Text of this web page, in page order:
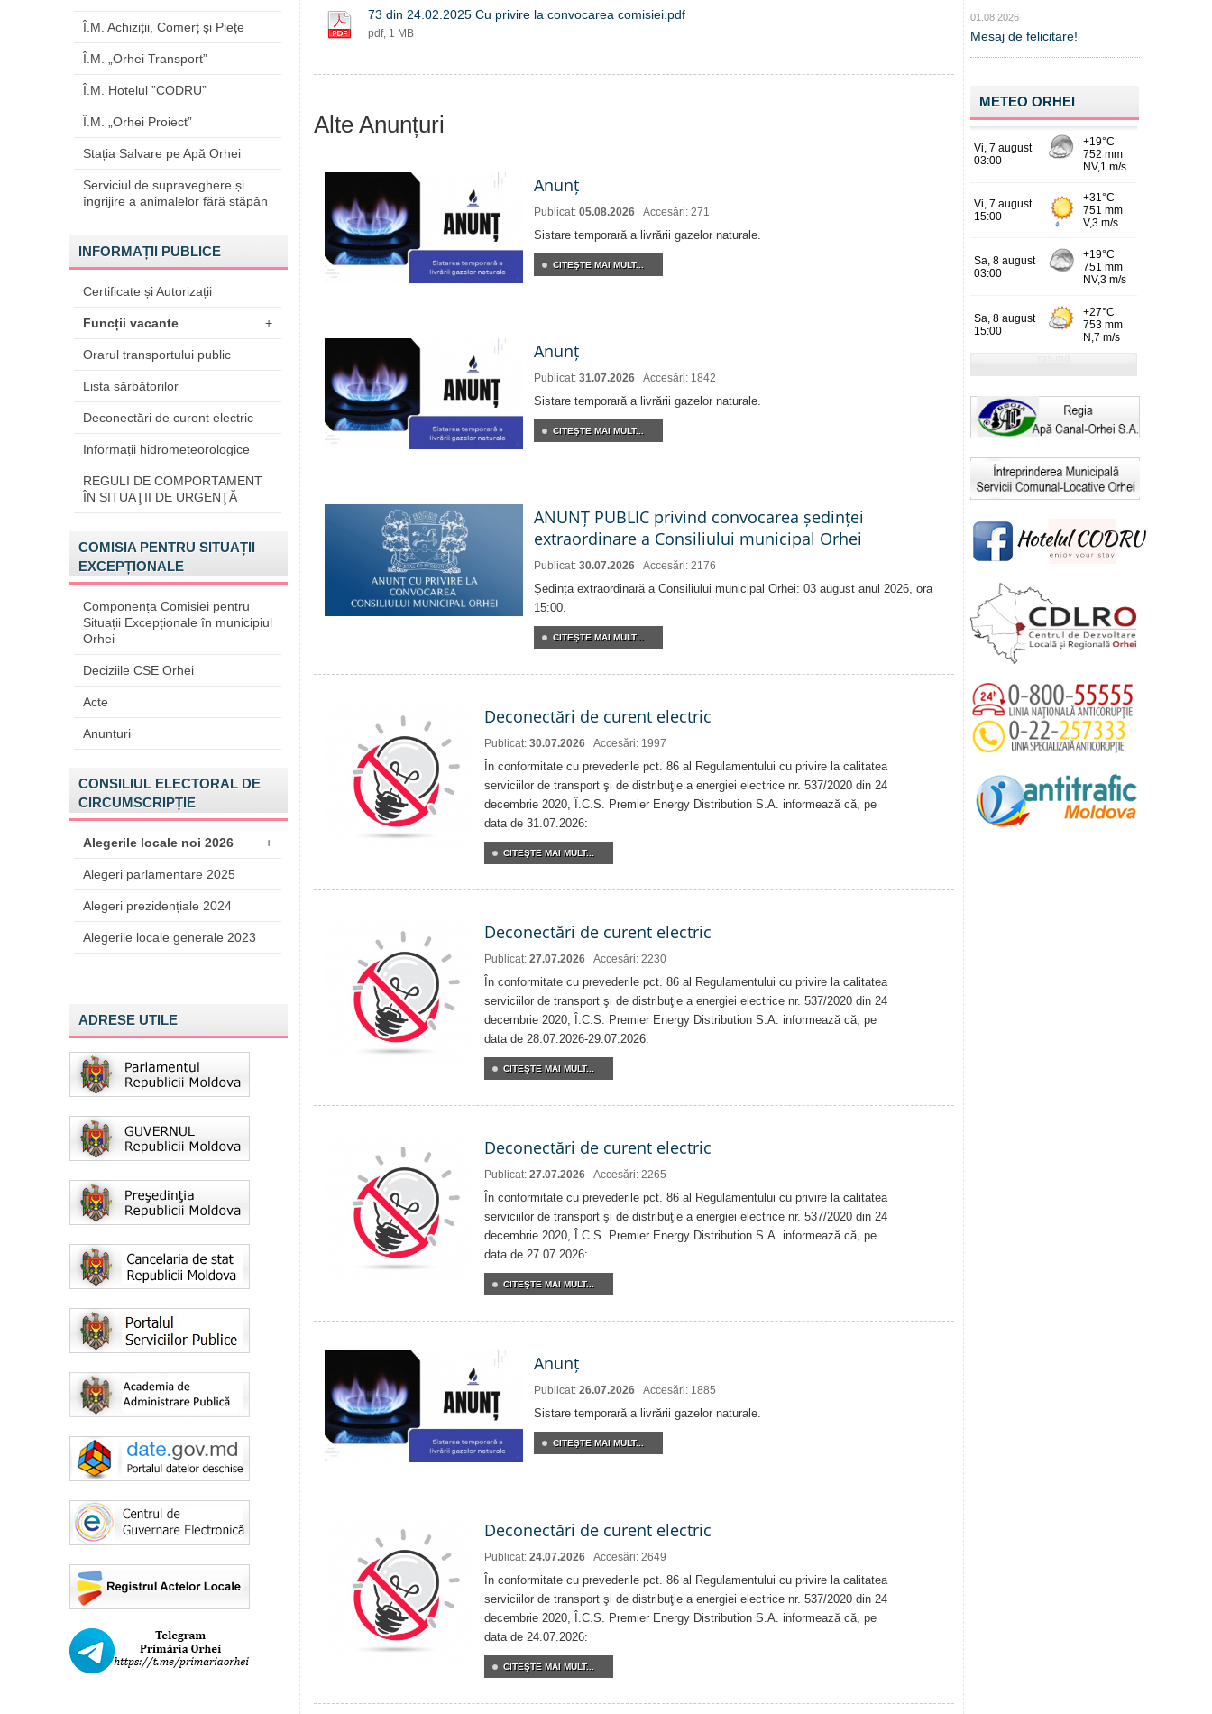
Î.M. Achiziții, Comerț și Piețe
Î.M. „Orhei Transport”
Î.M. Hotelul ”CODRU”
Î.M. „Orhei Proiect”
Stația Salvare pe Apă Orhei
Serviciul de supraveghere și
îngrijire a animalelor fără stăpân
INFORMAȚII PUBLICE
Certificate și Autorizații
Funcții vacante +
Orarul transportului public
Lista sărbătorilor
Deconectări de curent electric
Informații hidrometeorologice
REGULI DE COMPORTAMENT
ÎN SITUAŢII DE URGENŢĂ
COMISIA PENTRU SITUAȚII
EXCEPȚIONALE
Componența Comisiei pentru
Situații Excepționale în municipiul
Orhei
Deciziile CSE Orhei
Acte
Anunțuri
CONSILIUL ELECTORAL DE
CIRCUMSCRIPȚIE
Alegerile locale noi 2026 +
Alegeri parlamentare 2025
Alegeri prezidențiale 2024
Alegerile locale generale 2023
ADRESE UTILE
73 din 24.02.2025 Cu privire la convocarea comisiei.pdf
pdf, 1 MB
Alte Anunțuri
Anunț
Publicat: 05.08.2026 Accesări: 271
Sistare temporară a livrării gazelor naturale.
CITEŞTE MAI MULT...
Anunț
Publicat: 31.07.2026 Accesări: 1842
Sistare temporară a livrării gazelor naturale.
CITEŞTE MAI MULT...
ANUNȚ PUBLIC privind convocarea ședinței
extraordinare a Consiliului municipal Orhei
Publicat: 30.07.2026 Accesări: 2176
Ședința extraordinară a Consiliului municipal Orhei: 03 august anul 2026, ora
15:00.
CITEŞTE MAI MULT...
Deconectări de curent electric
Publicat: 30.07.2026 Accesări: 1997
În conformitate cu prevederile pct. 86 al Regulamentului cu privire la calitatea
serviciilor de transport şi de distribuţie a energiei electrice nr. 537/2020 din 24
decembrie 2020, Î.C.S. Premier Energy Distribution S.A. informează că, pe
data de 31.07.2026:
CITEŞTE MAI MULT...
Deconectări de curent electric
Publicat: 27.07.2026 Accesări: 2230
În conformitate cu prevederile pct. 86 al Regulamentului cu privire la calitatea
serviciilor de transport şi de distribuţie a energiei electrice nr. 537/2020 din 24
decembrie 2020, Î.C.S. Premier Energy Distribution S.A. informează că, pe
data de 28.07.2026-29.07.2026:
CITEŞTE MAI MULT...
Deconectări de curent electric
Publicat: 27.07.2026 Accesări: 2265
În conformitate cu prevederile pct. 86 al Regulamentului cu privire la calitatea
serviciilor de transport şi de distribuţie a energiei electrice nr. 537/2020 din 24
decembrie 2020, Î.C.S. Premier Energy Distribution S.A. informează că, pe
data de 27.07.2026:
CITEŞTE MAI MULT...
Anunț
Publicat: 26.07.2026 Accesări: 1885
Sistare temporară a livrării gazelor naturale.
CITEŞTE MAI MULT...
Deconectări de curent electric
Publicat: 24.07.2026 Accesări: 2649
În conformitate cu prevederile pct. 86 al Regulamentului cu privire la calitatea
serviciilor de transport şi de distribuţie a energiei electrice nr. 537/2020 din 24
decembrie 2020, Î.C.S. Premier Energy Distribution S.A. informează că, pe
data de 24.07.2026:
CITEŞTE MAI MULT...
01.08.2026
Mesaj de felicitare!
METEO ORHEI